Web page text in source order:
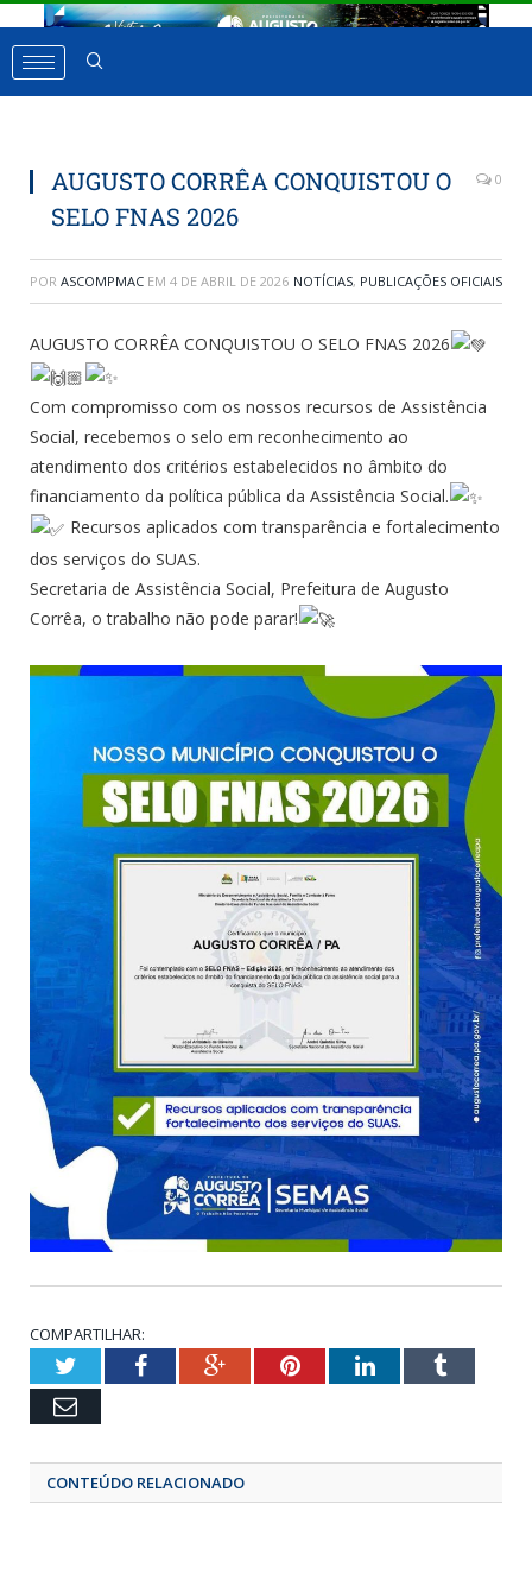
AUGUSTO CORRÊA CONQUISTOU O
SELO FNAS 2026
0
POR ASCOMPMAC EM 4 DE ABRIL DE 2026 NOTÍCIAS, PUBLICAÇÕES OFICIAIS
AUGUSTO CORRÊA CONQUISTOU O SELO FNAS 2026
Com compromisso com os nossos recursos de Assistência
Social, recebemos o selo em reconhecimento ao
atendimento dos critérios estabelecidos no âmbito do
financiamento da política pública da Assistência Social.
Recursos aplicados com transparência e fortalecimento
dos serviços do SUAS.
Secretaria de Assistência Social, Prefeitura de Augusto
Corrêa, o trabalho não pode parar!
COMPARTILHAR:
TwitterFacebookGoogle+Pinterest
LinkedIn
Email
CONTEÚDO RELACIONADO